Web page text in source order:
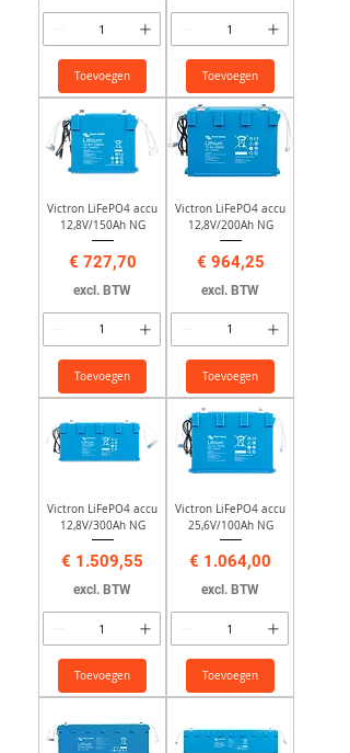
Toevoegen Toevoegen
Victron LiFePO4 accu
12,8V/150Ah NG
Prijs
€ 727,70
excl. BTW
Toevoegen
Victron LiFePO4 accu
12,8V/200Ah NG
Prijs
€ 964,25
excl. BTW
Toevoegen
Victron LiFePO4 accu
12,8V/300Ah NG
Prijs
€ 1.509,55
excl. BTW
Toevoegen
Victron LiFePO4 accu
25,6V/100Ah NG
Prijs
€ 1.064,00
excl. BTW
Toevoegen